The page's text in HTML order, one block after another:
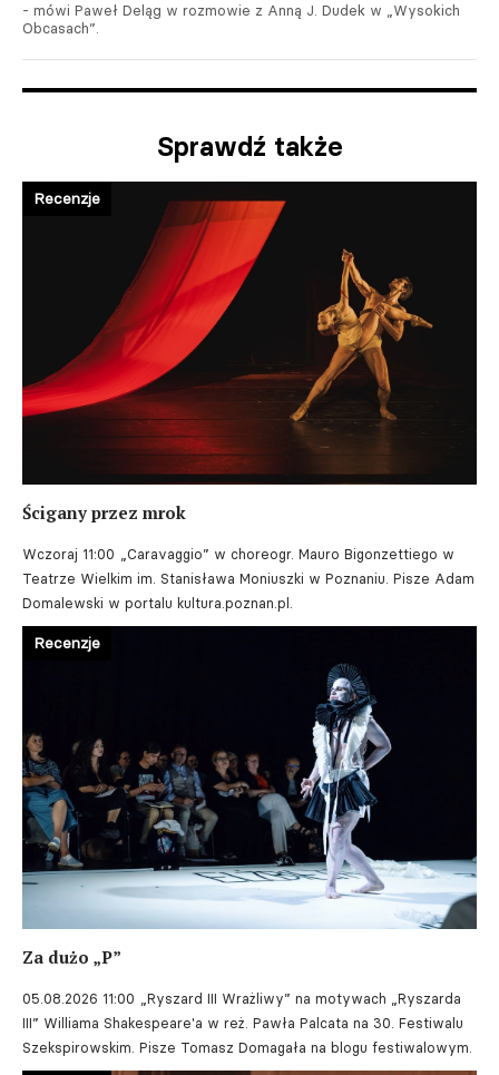
- mówi Paweł Deląg w rozmowie z Anną J. Dudek w „Wysokich
Obcasach”.
Sprawdź także
Ścigany przez mrok
Wczoraj 11:00 „Caravaggio” w choreogr. Mauro Bigonzettiego w
Teatrze Wielkim im. Stanisława Moniuszki w Poznaniu. Pisze Adam
Domalewski w portalu kultura.poznan.pl.
Recenzje
Za dużo „P”
05.08.2026 11:00
„Ryszard III Wrażliwy” na motywach „Ryszarda
III” Williama Shakespeare'a w reż. Pawła Palcata na 30. Festiwalu
Szekspirowskim. Pisze Tomasz Domagała na blogu festiwalowym.
Recenzje